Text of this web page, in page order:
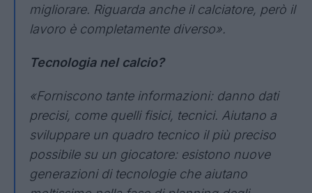
migliorare. Riguarda anche il calciatore, però il
lavoro è completamente diverso».
Tecnologia nel calcio?
«Forniscono tante informazioni: danno dati
precisi, come quelli fisici, tecnici. Aiutano a
sviluppare un quadro tecnico il più preciso
possibile su un giocatore: esistono nuove
generazioni di tecnologie che aiutano